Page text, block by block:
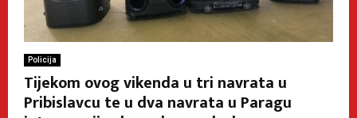
Policija
Tijekom ovog vikenda u tri navrata u
Pribislavcu te u dva navrata u Paragu